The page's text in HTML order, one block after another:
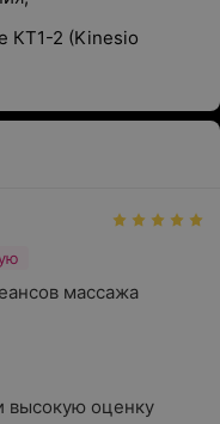
КТ1-2 (Kinesio
массажа
высокую оценку